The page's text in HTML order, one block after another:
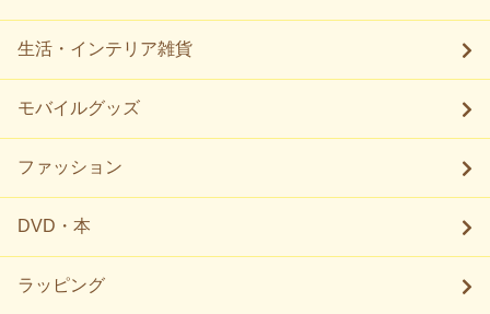
生活・インテリア雑貨
モバイルグッズ
ファッション
DVD・本
ラッピング